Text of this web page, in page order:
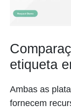
etiqueta
Ambas as
fornecem